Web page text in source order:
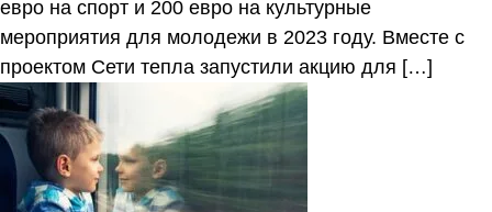
евро на спорт и 200 евро на культурные
мероприятия для молодежи в 2023 году. Вместе с
проектом Сети тепла запустили акцию для […]